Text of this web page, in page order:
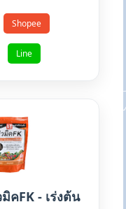
Shopee
Line
คFK - เร่งต้น